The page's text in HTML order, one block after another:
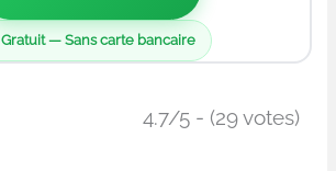
Gratuit — Sans carte bancaire
4.7/5 - (29 votes)